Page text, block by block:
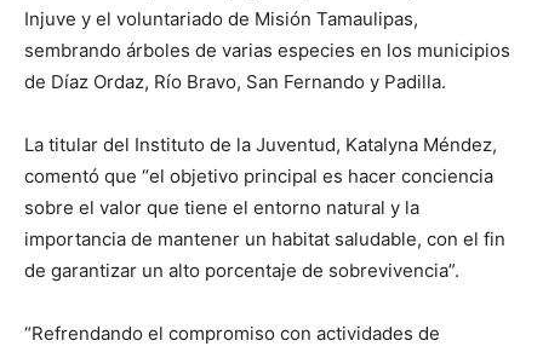
Injuve y el voluntariado de Misión Tamaulipas,
sembrando árboles de varias especies en los municipios
de Díaz Ordaz, Río Bravo, San Fernando y Padilla.
La titular del Instituto de la Juventud, Katalyna Méndez,
comentó que “el objetivo principal es hacer conciencia
sobre el valor que tiene el entorno natural y la
importancia de mantener un habitat saludable, con el fin
de garantizar un alto porcentaje de sobrevivencia”.
“Refrendando el compromiso con actividades de